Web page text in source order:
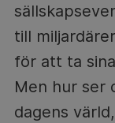
till
för att ta
Men hur ser
dagens